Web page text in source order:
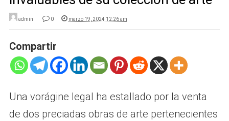
admin 0 marzo 19, 2024 12:26 am
Compartir
Una vorágine legal ha estallado por la venta
de dos preciadas obras de arte pertenecientes